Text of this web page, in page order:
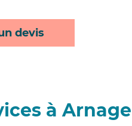
devis
à Arnage